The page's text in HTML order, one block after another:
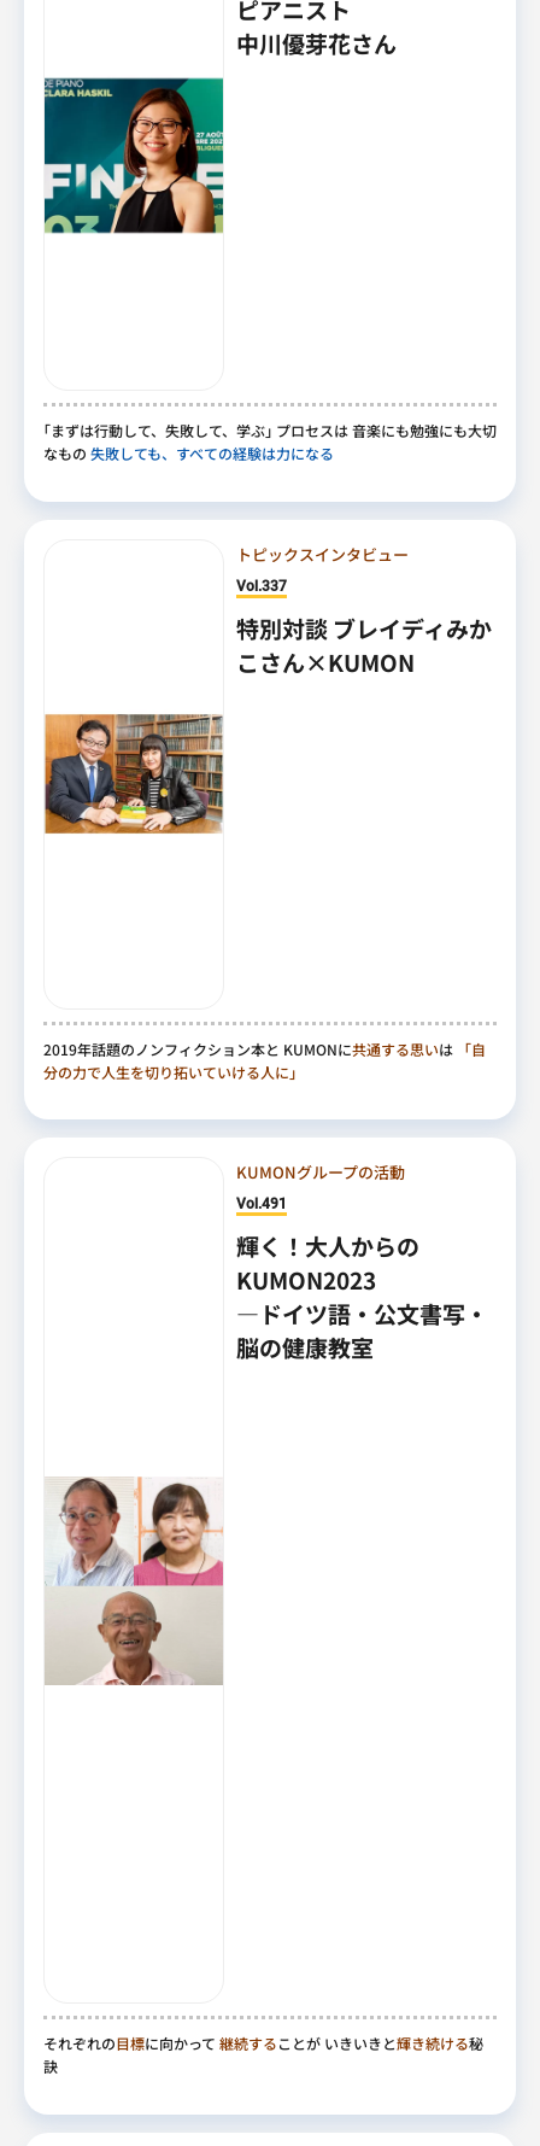
ピアニスト
中川優芽花さん
｢まずは行動して、 失敗して、 学ぶ｣ プロセスは 音楽にも勉強にも大切
なもの 失敗しても、すべての経験は力になる
トピックスインタビュー
Vol.337
特別対談 ブレイディみか
こさん×KUMON
2019年話題のノンフィクション本と KUMONに共通する思いは 「自
分の力で人生を切り拓いていける人に」
KUMONグループの活動
Vol.491
輝く！大人からの
KUMON2023
―ドイツ語・公文書写・
脳の健康教室
それぞれの目標に向かって 継続することが いきいきと輝き続ける秘
訣